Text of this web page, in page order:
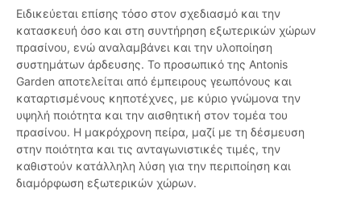
Ειδικεύεται επίσης τόσο στον σχεδιασμό και την
κατασκευή όσο και στη συντήρηση εξωτερικών χώρων
πρασίνου, ενώ αναλαμβάνει και την υλοποίηση
συστημάτων άρδευσης. Το προσωπικό της Antonis
Garden αποτελείται από έμπειρους γεωπόνους και
καταρτισμένους κηποτέχνες, με κύριο γνώμονα την
υψηλή ποιότητα και την αισθητική στον τομέα του
πρασίνου. Η μακρόχρονη πείρα, μαζί με τη δέσμευση
στην ποιότητα και τις ανταγωνιστικές τιμές, την
καθιστούν κατάλληλη λύση για την περιποίηση και
διαμόρφωση εξωτερικών χώρων.